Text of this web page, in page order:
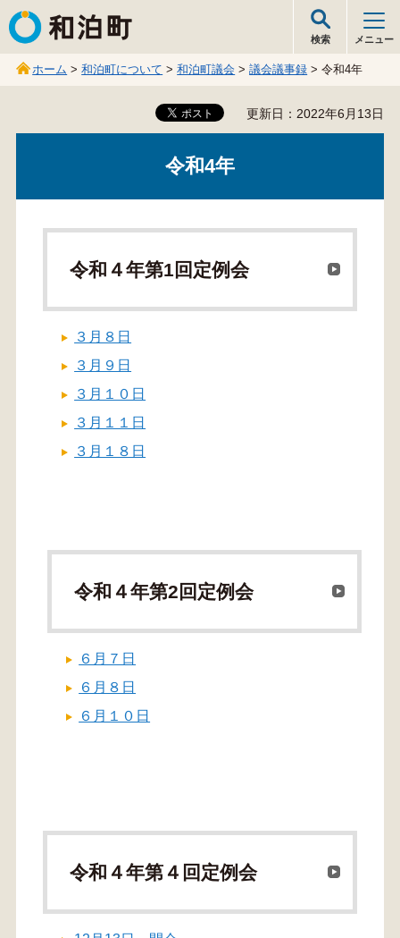
和泊町
検索 メニュー
ホーム >和泊町について >和泊町議会 >議会議事録 > 令和4年
更新日：2022年6月13日
令和4年
令和４年第1回定例会
３月８日
３月９日
３月１０日
３月１１日
３月１８日
令和４年第2回定例会
６月７日
６月８日
６月１０日
令和４年第４回定例会